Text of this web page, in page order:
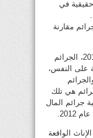
حقيقية في
الجرائم مقارنة
وبدراسة تصنيفات الجرائم الأربعة لعام 2012، الجرائم
على النفس،
هي تلك
جرائم المال
الواقعة